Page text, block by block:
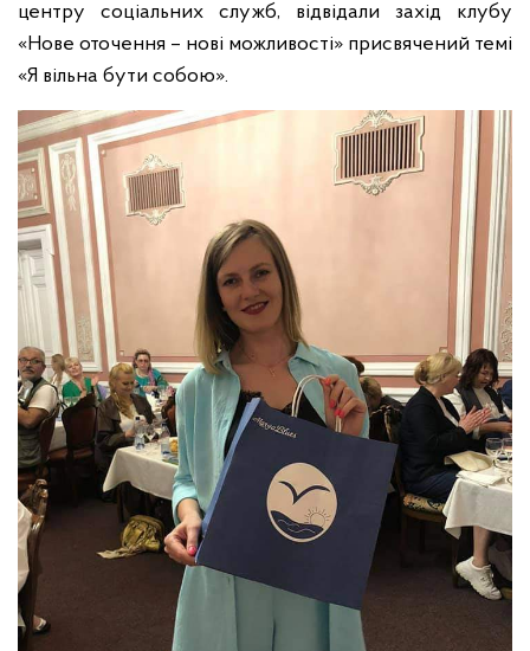
центру соціальних служб, відвідали захід клубу
«Нове оточення – нові можливості» присвячений темі
«Я вільна бути собою».